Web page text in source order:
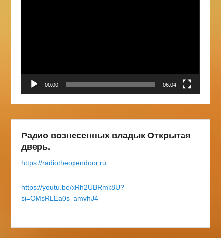
00:00 06:04
Радио вознесенных владык Открытая
дверь.
https://radiotheopendoor.ru
https://youtu.be/xRh2UBRmk8U?
si=OMsRLEa0s_amvhJ4